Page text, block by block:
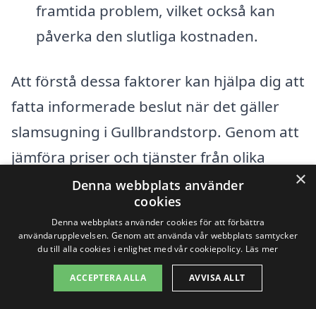
framtida problem, vilket också kan
påverka den slutliga kostnaden.
Att förstå dessa faktorer kan hjälpa dig att
fatta informerade beslut när det gäller
slamsugning i Gullbrandstorp. Genom att
jämföra priser och tjänster från olika
leverantörer kan du hitta det bästa
erbjudandet, samtidigt som du
säkerställer att du får en hög kvalitet på
arbetet. Använd vår plattform för att
samla in offertar från flera företag i ditt
×
Denna webbplats använder
cookies
Denna webbplats använder cookies för att förbättra
användarupplevelsen. Genom att använda vår webbplats samtycker
du till alla cookies i enlighet med vår cookiepolicy. Läs mer
ACCEPTERA ALLA AVVISA ALLT